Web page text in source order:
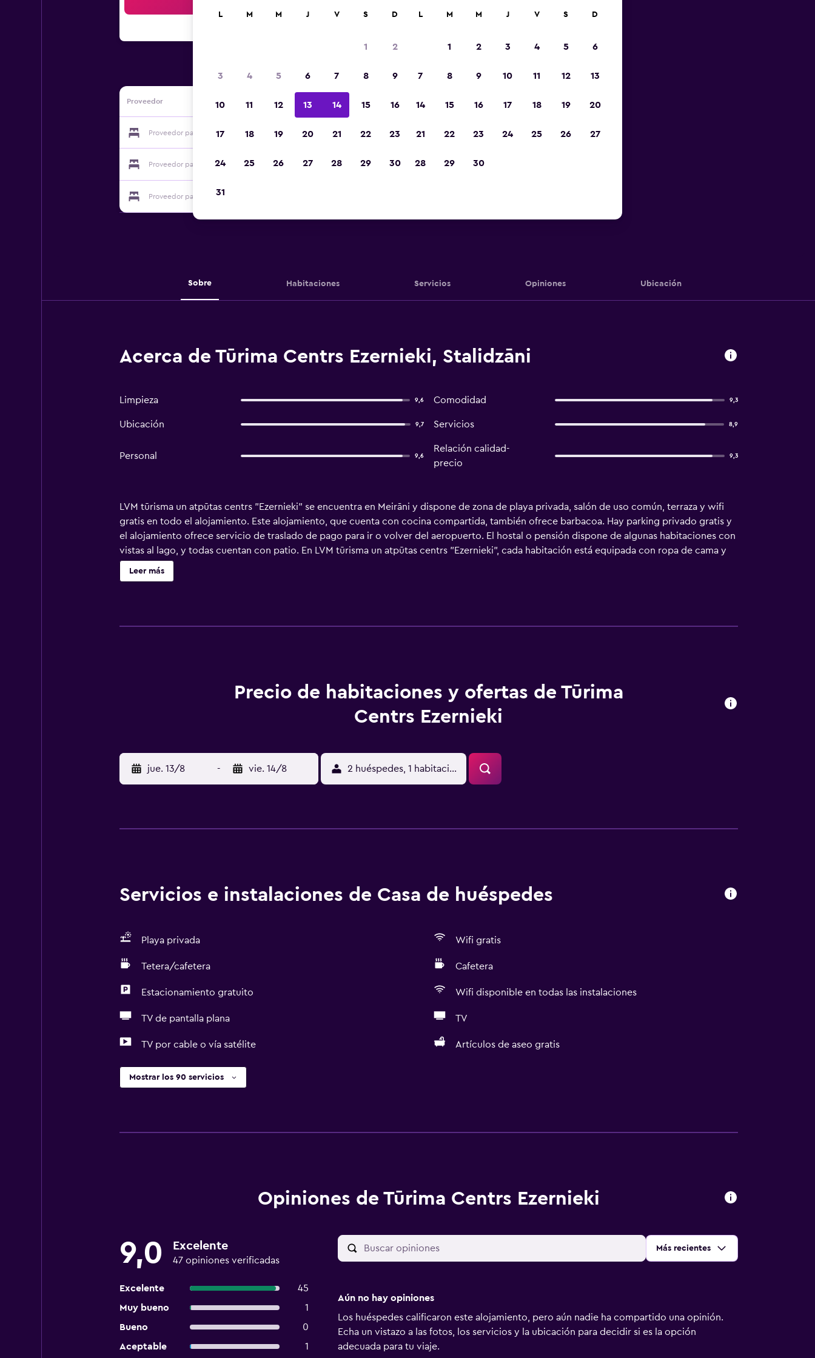
Proveedor
Proveedor para Tūrima Centrs Ezernieki Ver precios
Proveedor para Tūrima Centrs Ezernieki Ver precios
Proveedor para Tūrima Centrs Ezernieki
Sobre Habitaciones Servicios Opiniones Ubicación
Acerca de Tūrima Centrs Ezernieki, Stalidzāni
Limpieza 9,6 Comodidad 9,3
Ubicación 9,7 Servicios 8,9
Personal 9,6
Relación calidad-
precio
9,3
LVM tūrisma un atpūtas centrs "Ezernieki" se encuentra en Meirāni y dispone de zona de playa privada, salón de uso común, terraza y wifi
gratis en todo el alojamiento. Este alojamiento, que cuenta con cocina compartida, también ofrece barbacoa. Hay parking privado gratis y
el alojamiento ofrece servicio de traslado de pago para ir o volver del aeropuerto. El hostal o pensión dispone de algunas habitaciones con
vistas al lago, y todas cuentan con patio. En LVM tūrisma un atpūtas centrs "Ezernieki", cada habitación está equipada con ropa de cama y
toallas. En los alrededores se pueden practicar actividades como senderismo, pesca y ciclismo, o disfrutar de un momento de relax frente a
la playa.
Leer más
Precio de habitaciones y ofertas de Tūrima
Centrs Ezernieki
jue. 13/8 - vie. 14/8 2 huéspedes, 1 habitación
Servicios e instalaciones de Casa de huéspedes
Playa privada Wifi gratis
Tetera/cafetera Cafetera
Estacionamiento gratuito Wifi disponible en todas las instalaciones
TV de pantalla plana TV
TV por cable o vía satélite Artículos de aseo gratis
Mostrar los 90 servicios
Opiniones de Tūrima Centrs Ezernieki
9,0 Excelente
47 opiniones verificadas
Excelente
45
Muy bueno
1
Bueno
0
Aceptable
1
Ordenar por:
Más recientes
Aún no hay opiniones
Los huéspedes calificaron este alojamiento, pero aún nadie ha compartido una opinión.
Echa un vistazo a las fotos, los servicios y la ubicación para decidir si es la opción
adecuada para tu viaje.
L M M J V S D
1 2
3 4 5 6 7 8 9
10 11 12 13 14 15 16
17 18 19 20 21 22 23
24 25 26 27 28 29 30
31
L M M J V S D
1 2 3 4 5 6
7 8 9 10 11 12 13
14 15 16 17 18 19 20
21 22 23 24 25 26 27
28 29 30